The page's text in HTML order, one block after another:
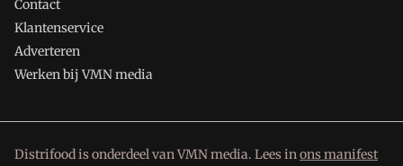
Contact
Klantenservice
Adverteren
Werken bij VMN media
Distrifood is onderdeel van VMN media. Lees inons manifest